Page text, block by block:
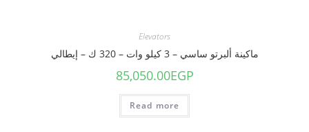
Elevators
ماكينة ألبرتو ساسي – 3 كيلو وات – 320 ك – إيطالي
85,050.00EGP
Read more